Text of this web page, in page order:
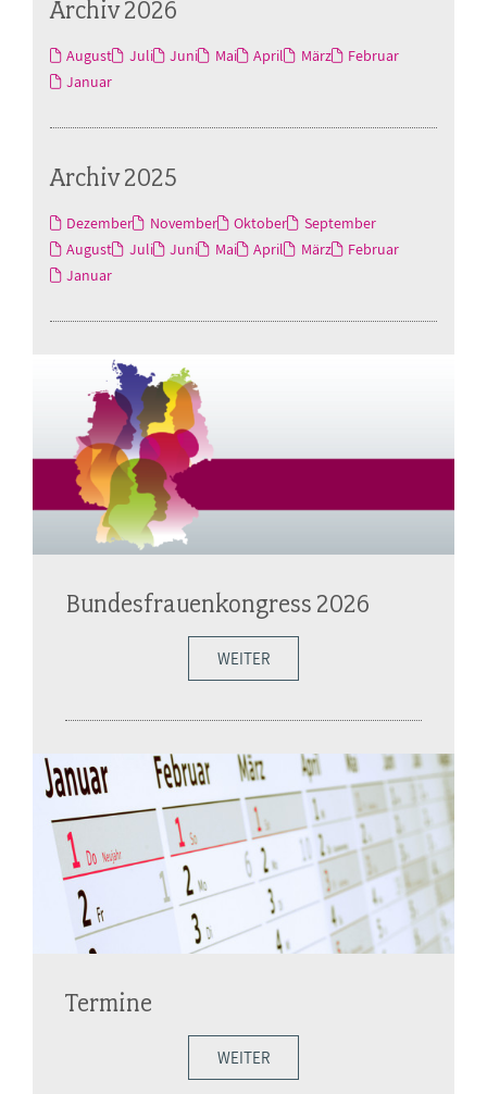
Archiv 2026
August Juli Juni Mai April März
Februar
Januar
Archiv 2025
Dezember November Oktober
September
August
Juli Juni Mai April März
Februar
Januar
Bundesfrauenkongress 2026
WEITER
Termine
WEITER